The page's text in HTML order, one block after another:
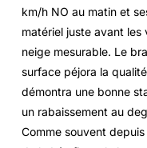
km/h NO au matin et
matériel juste avant
neige mesurable. Le
surface péjora la
démontra une bonne
un rabaissement au
Comme souvent depuis